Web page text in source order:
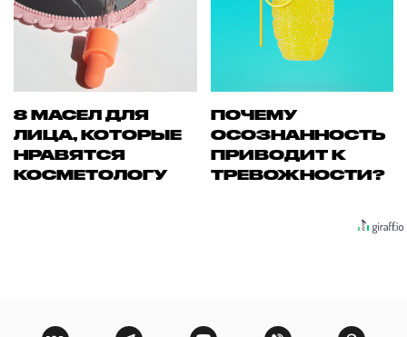
8 МАСЕЛ ДЛЯ
ЛИЦА, КОТОРЫЕ
НРАВЯТСЯ
КОСМЕТОЛОГУ
ПОЧЕМУ
ОСОЗНАННОСТЬ
ПРИВОДИТ К
ТРЕВОЖНОСТИ?